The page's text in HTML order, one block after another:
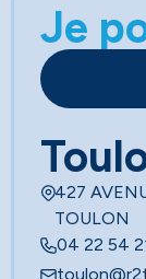
Je
427
TOULON
04 22 54